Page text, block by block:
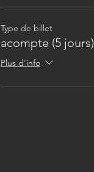
Type de billet
acompte (5 jours)
Plus d'info